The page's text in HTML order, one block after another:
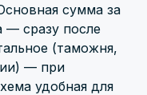
сумма за
— сразу после
(таможня,
— при
удобная для